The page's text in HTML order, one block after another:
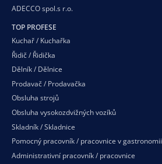
ADECCO spol.s r.o.
TOP PROFESE
Kuchař / Kuchařka
Řidič / Řidička
Dělník / Dělnice
Prodavač / Prodavačka
Obsluha strojů
Obsluha vysokozdvižných vozíků
Skladník / Skladnice
Pomocný pracovník / pracovnice v gastronomii
Administrativní pracovník / pracovnice